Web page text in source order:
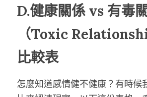
D.健康關係 vs 有毒
（Toxic
比較表
怎麼知道感情健不健康？有時候